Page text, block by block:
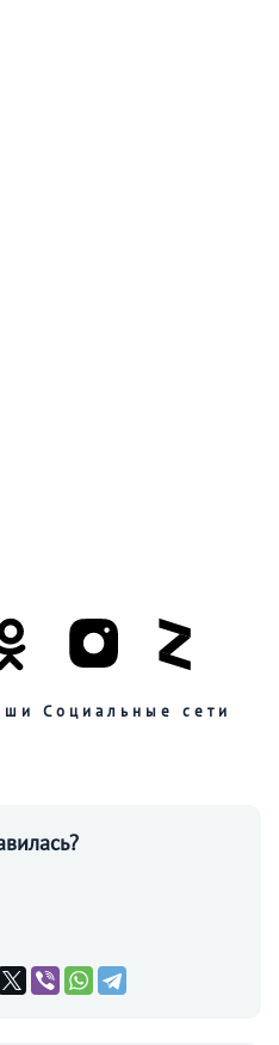
Социальные сети